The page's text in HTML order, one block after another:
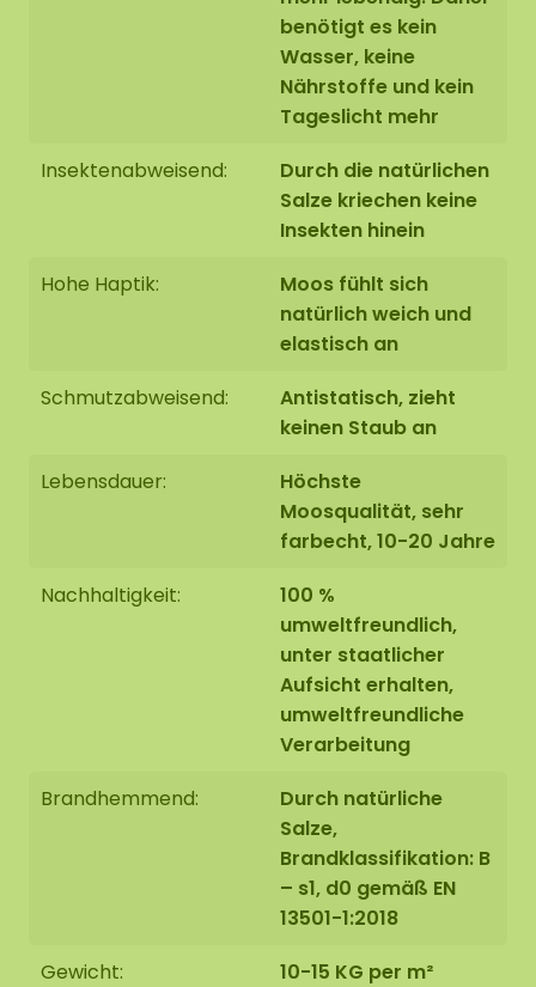
Unsere Moospuzzles bestehen aus
handverarbeitetem, konserviertem Rentiermoos.
Ein echtes Naturprodukt. Deshalb gleicht kein Teil
Format von 100 x 65 cm.
Sie möchten eine andere Größe, eine bestimmte
Farbzusammenstellung oder Unterstützung bei
der Montage? Schreiben Sie uns an
oder nutzen Sie das
Anfrageformular weiter unten.
natürlichen, konservierten Materialien. Durch
Schwankungen der Luftfeuchtigkeit, Temperatur
und Belüftung können Blätter vorübergehend
Tropfenbildung oder leichte Farbabgabe
verursachen. Dies ist eine natürliche Eigenschaft
des Materials und kein Mangel.
benötigt es kein
Wasser, keine
Nährstoffe und kein
Tageslicht mehr
Insektenabweisend:
Durch die natürlichen
Salze kriechen keine
Insekten hinein
Hohe Haptik:
Moos fühlt sich
natürlich weich und
elastisch an
Schmutzabweisend:
Antistatisch, zieht
keinen Staub an
Lebensdauer:
Höchste
Moosqualität, sehr
farbecht, 10-20 Jahre
Nachhaltigkeit:
100 %
umweltfreundlich,
unter staatlicher
Aufsicht erhalten,
umweltfreundliche
Verarbeitung
Brandhemmend:
Durch natürliche
Salze,
Brandklassifikation: B
– s1, d0 gemäß EN
13501-1:2018
Gewicht:
10-15 KG per m²